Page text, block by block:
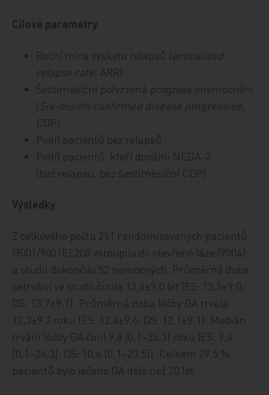
Cílové parametry
Roční míra výskytu relapsů (annualized
relapse rate, ARR)
Šestiměsíční potvrzená progrese onemocnění
(Six-month confirmed disease progression,
CDP)
Podíl pacientů bez relapsů
Podíl pacientů, kteří dosáhli NEDA-2
(bez relapsu, bez šestiměsíční CDP)
Výsledky
Z celkového počtu 251 randomizovaných pacientů
(9001/9001E) 208 vstoupilo do otevřené fáze (9004)
a studii dokončilo 52 nemocných. Průměrná doba
setrvání ve studii činila 13,6±9,0 let (ES: 13,5±9,0;
DS: 13,7±9,1). Průměrná doba léčby GA trvala
12,3±9,3 roku (ES: 12,4±9,6; DS: 12,1±9,1). Medián
trvání léčby GA činil 9,8 (0,1–26,3) roku (ES: 9,4
[0,1–26,3]; DS: 10,6 [0,1–23,5]). Celkem 29,5 %
pacientů bylo léčeno GA déle než 20 let.